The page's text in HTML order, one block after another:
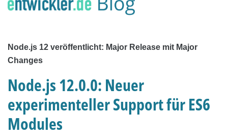
Node.js 12 veröffentlicht: Major Release mit Major
Changes
Node.js 12.0.0: Neuer
experimenteller Support für ES6
Modules